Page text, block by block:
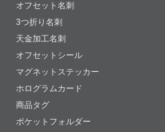
オフセット名刺
3つ折り名刺
天金加工名刺
オフセットシール
マグネットステッカー
ホログラムカード
商品タグ
ポケットフォルダー